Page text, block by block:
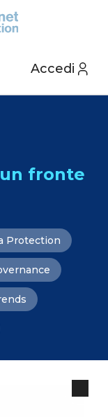
Accedi
fronte
Protection